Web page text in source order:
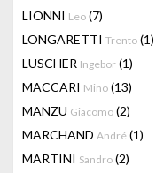
LIONNI Leo (7)
LONGARETTI Trento (1)
LUSCHER Ingebor (1)
MACCARI Mino (13)
MANZU Giacomo (2)
MARCHAND André (1)
MARTINI Sandro (2)